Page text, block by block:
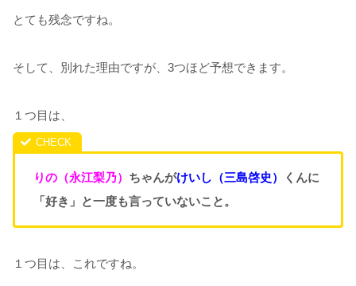
とても残念ですね。
そして、別れた理由ですが、3つほど予想できます。
１つ目は、
りの（永江梨乃） ちゃんがけいし（三島啓史）
くんに
「好き」と一度も言っていないこと。
１つ目は、これですね。